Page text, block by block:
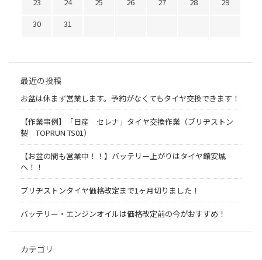
30
31
最近の投稿
お盆は休まず営業します。予約がなくてもタイヤ交換できます！
【作業事例】「日産 セレナ」タイヤ交換作業（ブリヂストン
製 TOPRUN TS01）
【お盆の間も営業中！！】バッテリー上がりはタイヤ館安城
へ！！
ブリヂストンタイヤ価格改定まで1ヶ月切りました！
バッテリー・エンジンオイルは価格改定前の今がおすすめ！
カテゴリ